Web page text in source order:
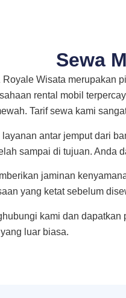
Sewa
Wisata merupakan
rental mobil
Tarif sewa kami
antar jemput dari
sampai di tujuan. Anda
jaminan
yang ketat sebelum
kami dan
luar biasa.